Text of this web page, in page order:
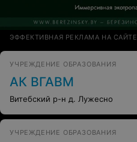
ЭФФЕКТИВНАЯ РЕКЛАМА НА САЙТЕ
УЧРЕЖДЕНИЕ ОБРАЗОВАНИЯ
АК ВГАВМ
Витебский р-н д. Лужесно
УЧРЕЖДЕНИЕ ОБРАЗОВАНИЯ